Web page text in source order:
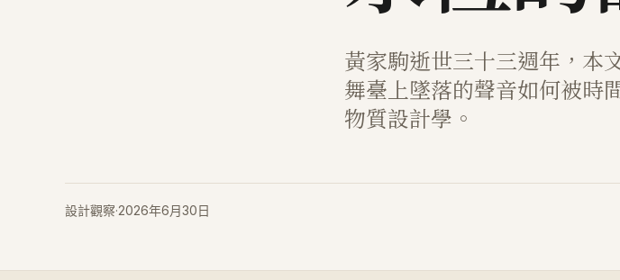
黃家駒逝世三十三週年，本
舞臺上墜落的聲音如何被時
物質設計學。
設計觀察·2026年6月30日